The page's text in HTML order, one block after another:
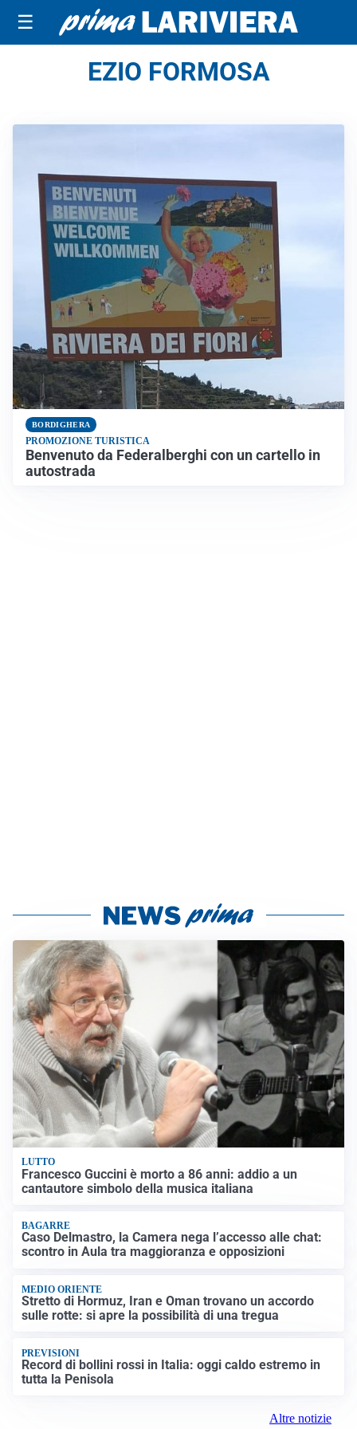
☰
EZIO FORMOSA
BORDIGHERA
PROMOZIONE TURISTICA
Benvenuto da Federalberghi con un cartello in
autostrada
LUTTO
Francesco Guccini è morto a 86 anni: addio a un
cantautore simbolo della musica italiana
BAGARRE
Caso Delmastro, la Camera nega l’accesso alle chat:
scontro in Aula tra maggioranza e opposizioni
MEDIO ORIENTE
Stretto di Hormuz, Iran e Oman trovano un accordo
sulle rotte: si apre la possibilità di una tregua
PREVISIONI
Record di bollini rossi in Italia: oggi caldo estremo in
tutta la Penisola
Altre notizie